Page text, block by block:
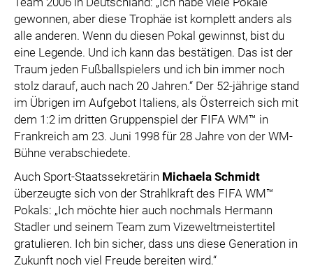
gewonnen, aber diese Trophäe ist komplett anders als
alle anderen. Wenn du diesen Pokal gewinnst, bist du
eine Legende. Und ich kann das bestätigen. Das ist der
Traum jeden Fußballspielers und ich bin immer noch
stolz darauf, auch nach 20 Jahren.“ Der 52-jährige stand
im Übrigen im Aufgebot Italiens, als Österreich sich mit
dem 1:2 im dritten Gruppenspiel der FIFA WM™ in
Frankreich am 23. Juni 1998 für 28 Jahre von der WM-
Bühne verabschiedete.
Auch Sport-Staatssekretärin Michaela Schmidt
überzeugte sich von der Strahlkraft des FIFA WM™
Pokals: „Ich möchte hier auch nochmals Hermann
Stadler und seinem Team zum Vizeweltmeistertitel
gratulieren. Ich bin sicher, dass uns diese Generation in
Zukunft noch viel Freude bereiten wird.“